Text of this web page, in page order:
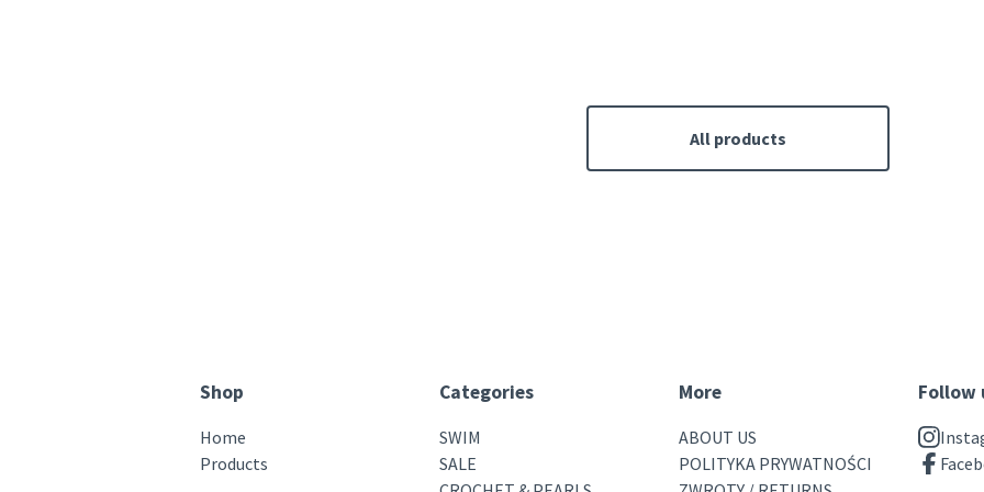
All products
Shop
Home
Products
Categories
SWIM
SALE
More
ABOUT US
POLITYKA PRYWATNOŚCI
Follow